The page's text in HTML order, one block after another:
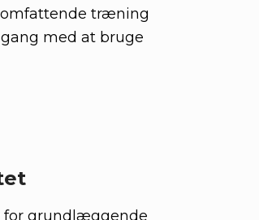
omfattende træning
med at bruge
for grundlæggende